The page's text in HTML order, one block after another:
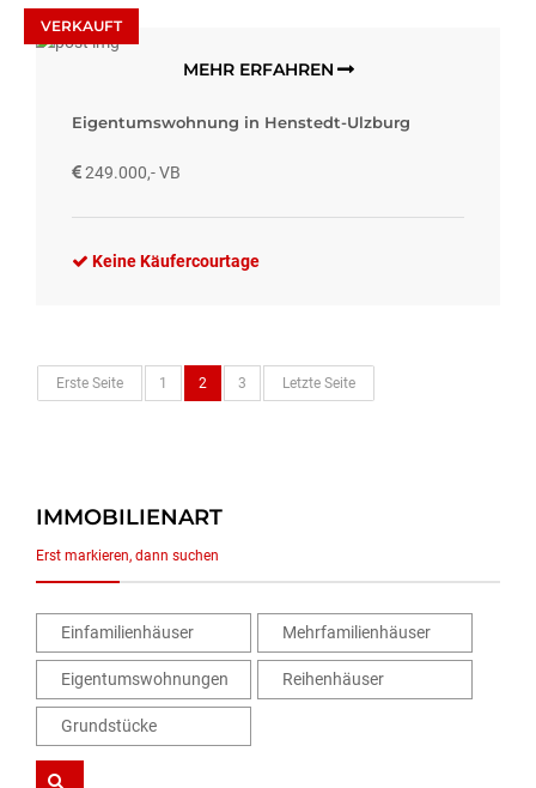
VERKAUFT
MEHR ERFAHREN
Eigentumswohnung in Henstedt-Ulzburg
249.000,- VB
Keine Käufercourtage
Erste Seite 1 2 3 Letzte Seite
IMMOBILIENART
Erst markieren, dann suchen
Einfamilienhäuser Mehrfamilienhäuser
Eigentumswohnungen Reihenhäuser
Grundstücke